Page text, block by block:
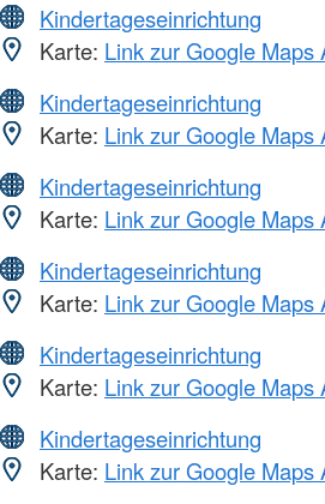
Kindertageseinrichtung
Karte: Link zur Google Maps
Kindertageseinrichtung
Karte: Link zur Google Maps
Kindertageseinrichtung
Karte: Link zur Google Maps
Kindertageseinrichtung
Karte: Link zur Google Maps
Kindertageseinrichtung
Karte: Link zur Google Maps
Kindertageseinrichtung
Karte: Link zur Google Maps